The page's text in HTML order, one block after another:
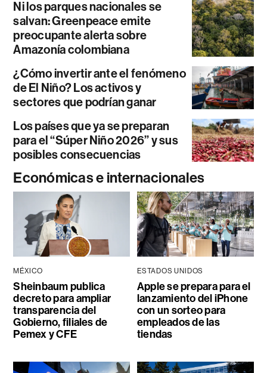
Ni los parques nacionales se
salvan: Greenpeace emite
preocupante alerta sobre
Amazonía colombiana
¿Cómo invertir ante el fenómeno
de El Niño? Los activos y
sectores que podrían ganar
Los países que ya se preparan
para el “Súper Niño 2026” y sus
posibles consecuencias
Económicas e internacionales
MÉXICO
Sheinbaum publica
decreto para ampliar
transparencia del
Gobierno, filiales de
Pemex y CFE
ESTADOS UNIDOS
Apple se prepara para el
lanzamiento del iPhone
con un sorteo para
empleados de las
tiendas